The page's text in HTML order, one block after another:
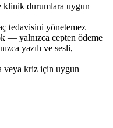
klinik durumlara uygun
tedavisini yönetemez
— yalnızca cepten ödeme
yazılı ve sesli,
veya kriz için uygun